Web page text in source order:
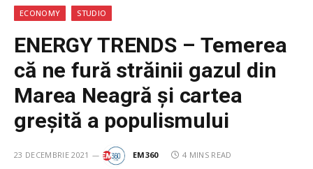
ECONOMY STUDIO
ENERGY TRENDS – Temerea
că ne fură străinii gazul din
Marea Neagră și cartea
greșită a populismului
23 DECEMBRIE 2021 EM360 4 MINS READ